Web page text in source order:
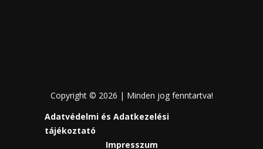
Copyright © 2026 | Minden jog fenntartva!
Adatvédelmi és Adatkezelési
tájékoztató
Impresszum